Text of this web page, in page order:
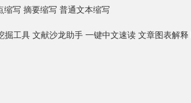
缩写 摘要缩写 普通文本缩写
掘工具 文献沙龙助手 一键中文速读 文章图表解释